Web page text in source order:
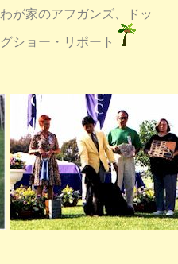
わが家のアフガンズ、ドッ
グショー・リポート